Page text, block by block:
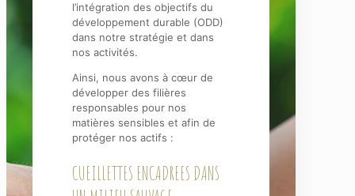
l’intégration des objectifs du
développement durable (ODD)
dans notre stratégie et dans
nos activités.
Ainsi, nous avons à cœur de
développer des filières
responsables pour nos
matières sensibles et afin de
protéger nos actifs :
CUEILLETTES ENCADREES DANS